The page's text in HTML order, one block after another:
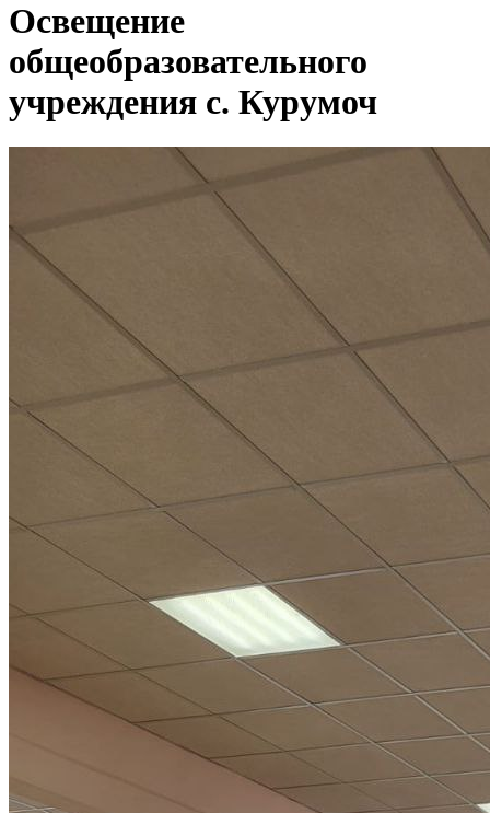
Освещение
общеобразовательного
учреждения с. Курумоч